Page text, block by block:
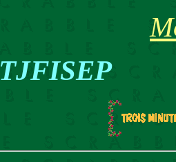
TJFISEP